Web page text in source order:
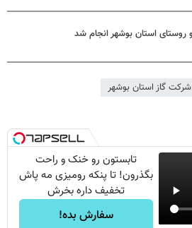
شرکت گاز استان بوشهر
تابستون رو خنک و راحت
بگذرون! تا پنکه رومیزی مه پاش
تخفیف داره بخرش
سفارش بده!